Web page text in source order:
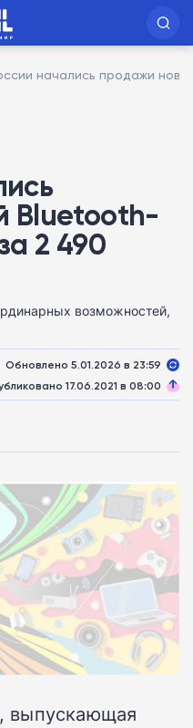
начались продажи
Bluetooth-
2 490
возможностей,
Обновлено 5.01.2026 в 23:59
17.06.2021 в 08:00
выпускающая